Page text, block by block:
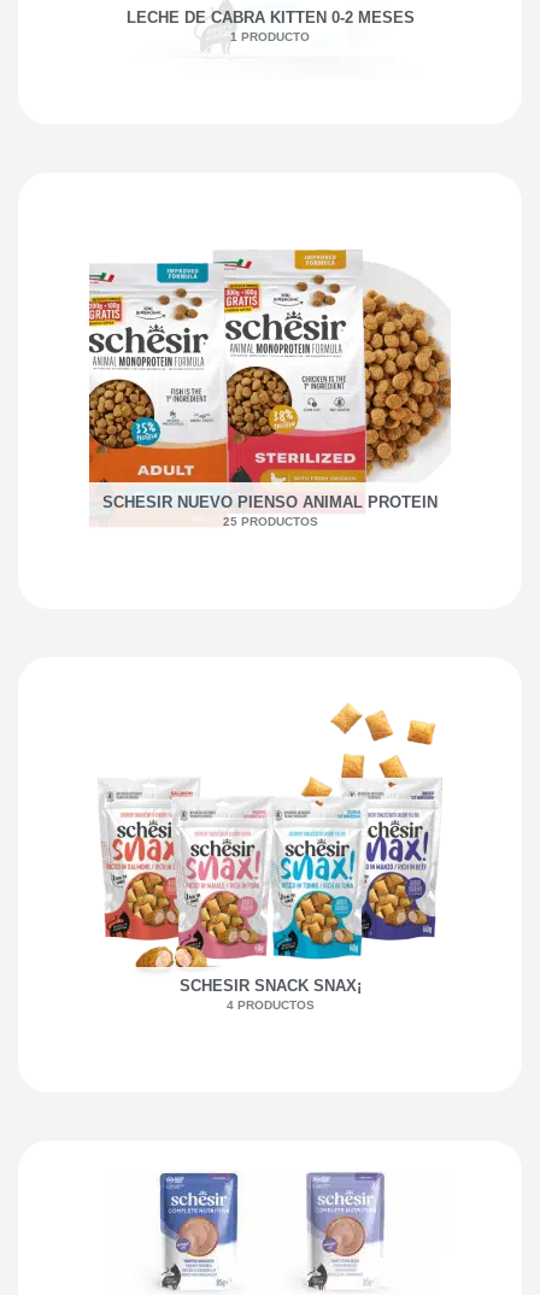
LECHE DE CABRA KITTEN 0-2 MESES
1 PRODUCTO
SCHESIR NUEVO PIENSO ANIMAL PROTEIN
25 PRODUCTOS
SCHESIR SNACK SNAX¡
4 PRODUCTOS